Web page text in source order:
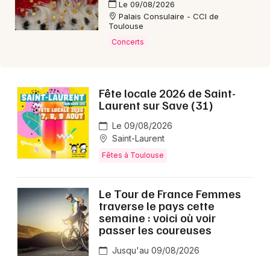
Le 09/08/2026
Palais Consulaire - CCI de
Toulouse
Concerts
Fête locale 2026 de Saint-
Laurent sur Save (31)
Le 09/08/2026
Saint-Laurent
Fêtes à Toulouse
Le Tour de France Femmes
traverse le pays cette
semaine : voici où voir
passer les coureuses
Jusqu'au 09/08/2026